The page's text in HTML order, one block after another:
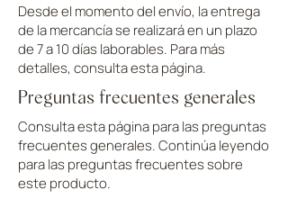
Desde el momento del envío, la entrega
de la mercancía se realizará en un plazo
de 7 a 10 días laborables. Para más
detalles, consulta esta página.
Preguntas frecuentes generales
Consulta esta página para las preguntas
frecuentes generales. Continúa leyendo
para las preguntas frecuentes sobre
este producto.